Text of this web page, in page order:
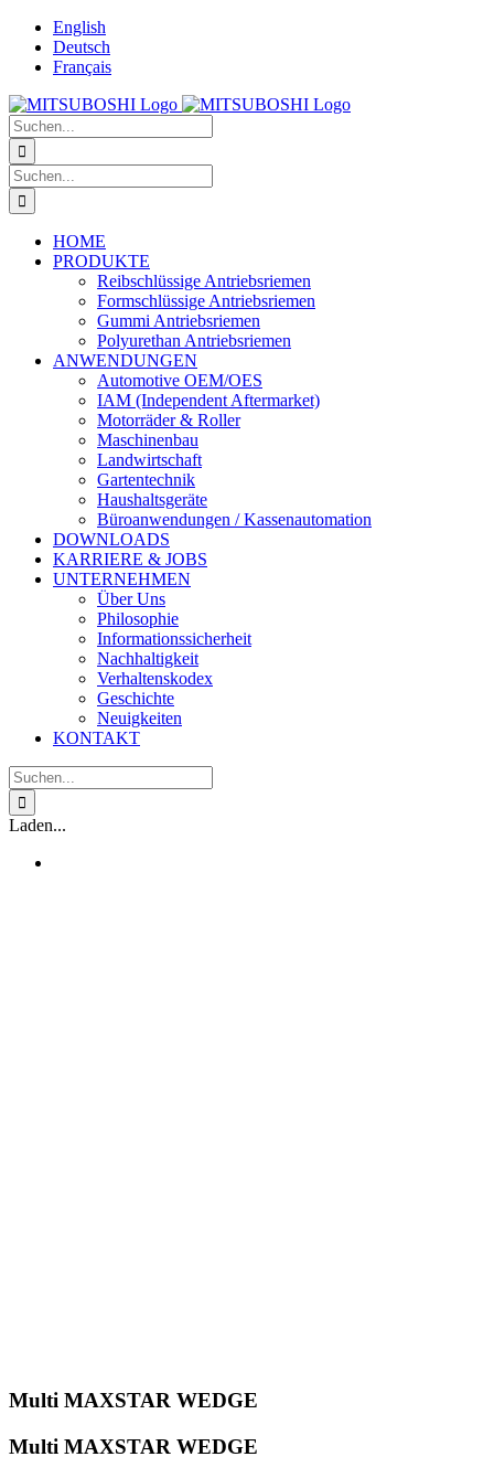
Zum
Inhalt
springen
English
Deutsch
Français
Suche
nach:
Suche
nach:
HOME
PRODUKTE
Reibschlüssige Antriebsriemen
Formschlüssige Antriebsriemen
Gummi Antriebsriemen
Polyurethan Antriebsriemen
ANWENDUNGEN
Automotive OEM/OES
IAM (Independent Aftermarket)
Motorräder & Roller
Maschinenbau
Landwirtschaft
Gartentechnik
Haushaltsgeräte
Büroanwendungen / Kassenautomation
DOWNLOADS
KARRIERE & JOBS
UNTERNEHMEN
Über Uns
Philosophie
Informationssicherheit
Nachhaltigkeit
Verhaltenskodex
Geschichte
Neuigkeiten
KONTAKT
Suche
nach:
Laden...
Multi MAXSTAR WEDGE
Multi MAXSTAR WEDGE